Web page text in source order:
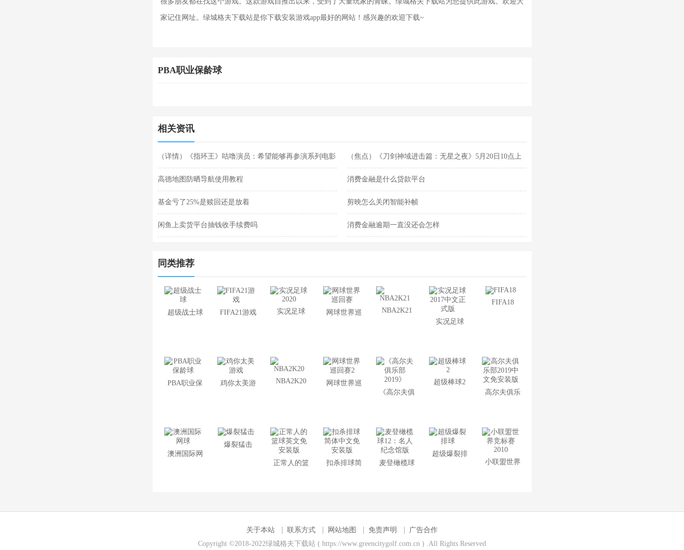
家记住网址。绿城格夫下载站是你下载安装游戏app最好的网站！感兴趣的欢迎下载~
PBA职业保龄球
相关资讯
（详情）《指环王》咕噜演员：希望能够再参演系列电影 （焦点）《刀剑神域进击篇：无星之夜》5月20日10点上
线B站
高德地图防晒导航使用教程 消费金融是什么贷款平台
基金亏了25%是赎回还是放着 剪映怎么关闭智能补帧
闲鱼上卖货平台抽钱收手续费吗 消费金融逾期一直没还会怎样
同类推荐
超级战士球 FIFA21游戏 实况足球 网球世界巡
NBA2K21
实况足球
FIFA18
PBA职业保 鸡你太美游 NBA2K20 网球世界巡
《高尔夫俱
超级棒球2
高尔夫俱乐
澳洲国际网
爆裂猛击
正常人的篮 扣杀排球简 麦登橄榄球
超级爆裂排
小联盟世界
关于本站 联系方式 网站地图 免责声明
广告合作
Copyright ©2018-2022绿城格夫下载站 ( https://www.greencitygolf.com.cn ) .All Rights Reserved